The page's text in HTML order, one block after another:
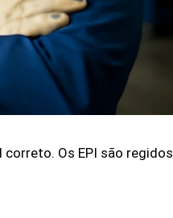
correto. Os EPI são regidos